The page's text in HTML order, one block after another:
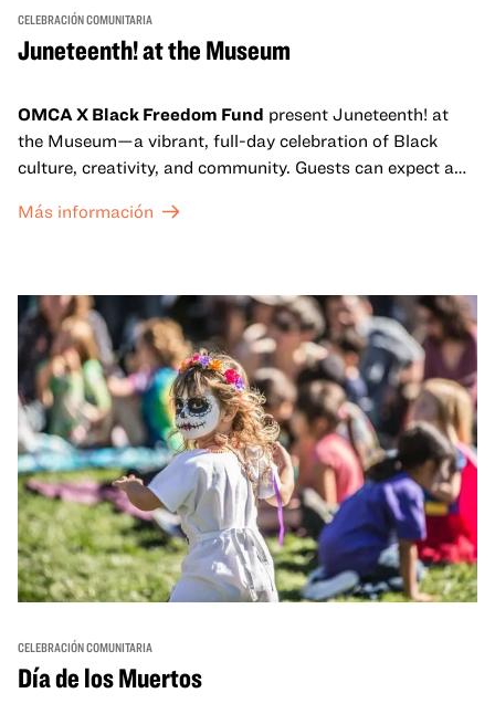
CELEBRACIÓN COMUNITARIA
Juneteenth! at the Museum
OMCA X Black Freedom Fund present Juneteenth! at
the Museum—a vibrant, full-day celebration of Black
culture, creativity, and community. Guests can expect a
sets from boundary-pushing artists, delicious offerings
move, make, and connect in celebration of Black culture.
Más información
CELEBRACIÓN COMUNITARIA
Día de los Muertos